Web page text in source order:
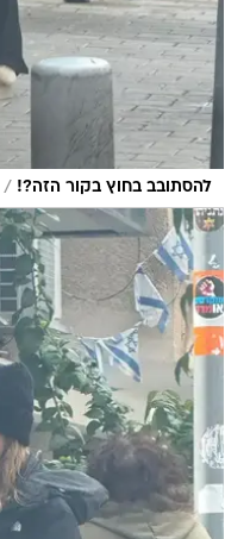
להסתובב בחוץ בקור הזה?! /